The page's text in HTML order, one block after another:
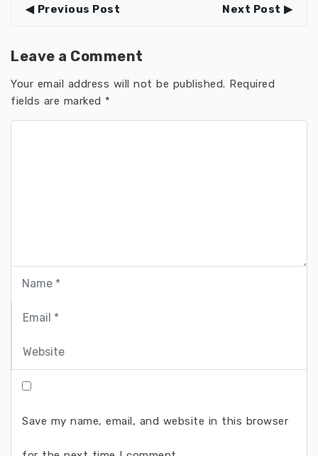
Previous Post Next Post
Leave a Comment
Your email address will not be published. Required
fields are marked *
Save my name, email, and website in this browser